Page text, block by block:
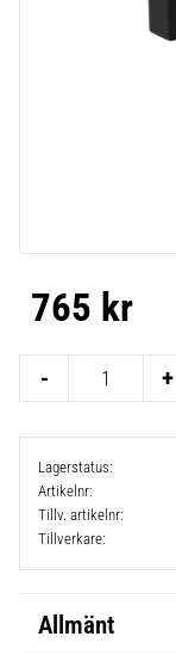
765 kr
+
-
Lagerstatus
Artikelnr
Tillv. artikelnr
Tillverkare
Allmänt